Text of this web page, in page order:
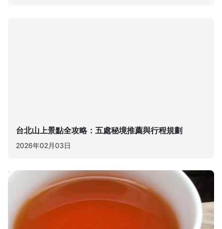
台北山上景點全攻略：五處秘境推薦與行程規劃
2026年02月03日